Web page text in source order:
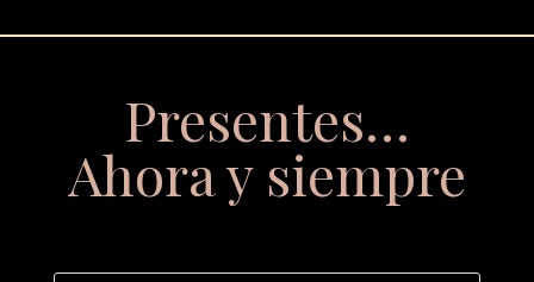
Presentes…
Ahora y siempre